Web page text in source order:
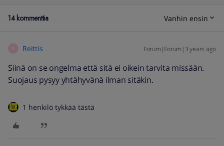
14 kommenttia Vanhin ensin
Reittis Forum|Forum|3 years ago
Siinä on se ongelma että sitä ei oikein tarvita missään.
Suojaus pysyy yhtähyvänä ilman sitäkin.
1 henkilö tykkää tästä